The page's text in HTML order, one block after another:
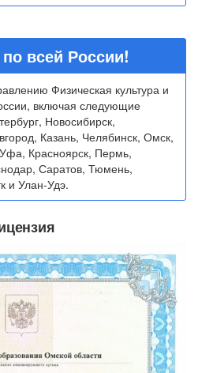
всей России!
Физическая культура и
включая следующие
Новосибирск,
Казань, Челябинск, Омск,
Красноярск, Пермь,
Саратов, Тюмень,
и Улан-Удэ.